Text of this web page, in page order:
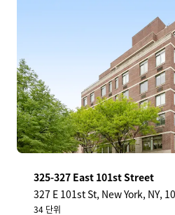
325-327 East 101st Street
327 E 101st St, New York, NY,
34 단위